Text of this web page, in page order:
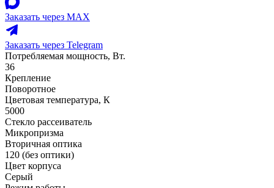
Заказать через MAX
Заказать через Telegram
Потребляемая мощность, Вт.
36
Крепление
Поворотное
Цветовая температура, К
5000
Стекло рассеиватель
Микропризма
Вторичная оптика
120 (без оптики)
Цвет корпуса
Серый